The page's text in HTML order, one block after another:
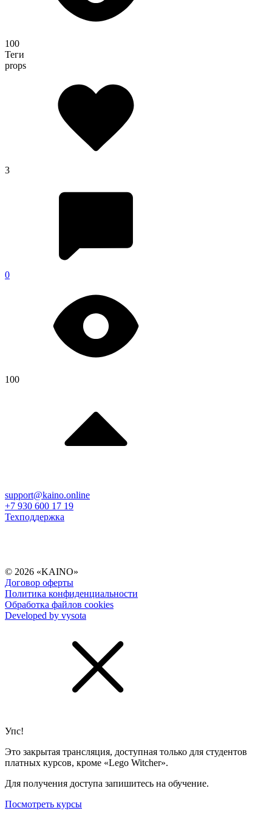
100
Теги
props
3
0
100
support@kaino.online
+7 930 600 17 19
Техподдержка
© 2026 «KAINO»
Договор оферты
Политика конфиденциальности
Обработка файлов cookies
Developed by vysota
Упс!
Это закрытая трансляция, доступная только для студентов
платных курсов, кроме «Lego Witcher».
Для получения доступа запишитесь на обучение.
Посмотреть курсы